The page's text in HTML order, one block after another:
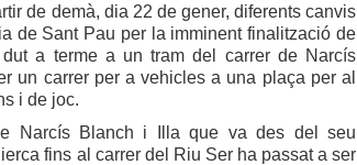
de demà, dia 22 de gener, diferents canvis
de Sant Pau per la imminent finalització de
a terme a un tram del carrer de Narcís
un carrer per a vehicles a una plaça per al
i de joc.
Narcís Blanch i Illa que va des del seu
fins al carrer del Riu Ser ha passat a ser